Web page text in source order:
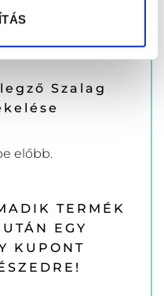
Szalag
előbb.
TERMÉK
EGY
KUPONT